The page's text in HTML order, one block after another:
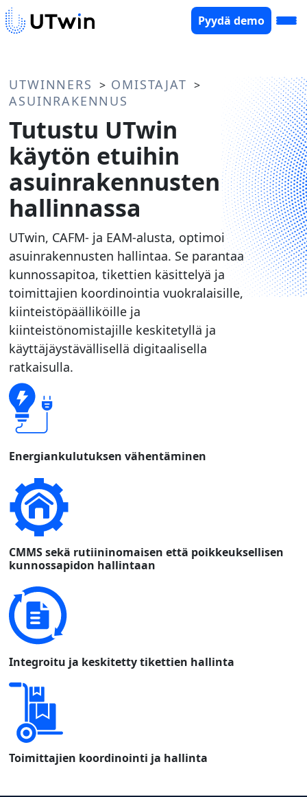
Pyydä demo
UTWINNERS > OMISTAJAT >
ASUINRAKENNUS
Tutustu UTwin
käytön etuihin
asuinrakennusten
hallinnassa
UTwin, CAFM- ja EAM-alusta, optimoi
asuinrakennusten hallintaa. Se parantaa
kunnossapitoa, tikettien käsittelyä ja
toimittajien koordinointia vuokralaisille,
kiinteistöpäälliköille ja
kiinteistönomistajille keskitetyllä ja
käyttäjäystävällisellä digitaalisella
ratkaisulla.
Energiankulutuksen vähentäminen
CMMS sekä rutiininomaisen että poikkeuksellisen
kunnossapidon hallintaan
Integroitu ja keskitetty tikettien hallinta
Toimittajien koordinointi ja hallinta